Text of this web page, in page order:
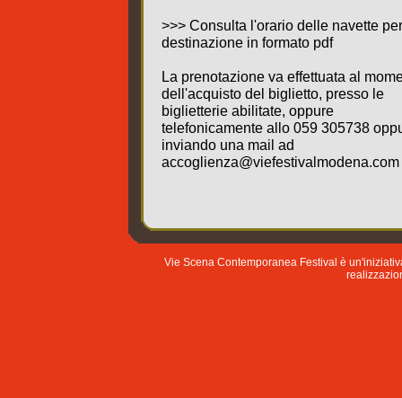
>>> Consulta l'orario delle navette
destinazione in formato pdf
La prenotazione va effettuata al
dell'acquisto del biglietto, presso le
biglietterie abilitate, oppure
telefonicamente allo 059 305738
inviando una mail ad
accoglienza@viefestivalmodena.com
Vie Scena Contemporanea Festival è